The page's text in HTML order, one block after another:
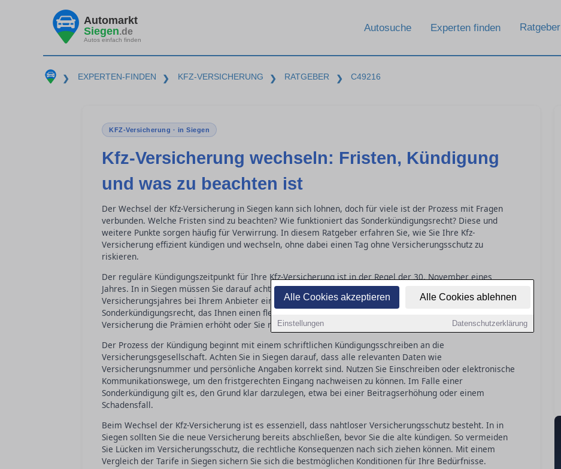
Alle Cookies akzeptieren Alle Cookies ablehnen
Einstellungen Datenschutzerklärung
Automarkt
Siegen.de
Autos einfach finden
Autosuche Experten finden Ratgeber
❯ EXPERTEN-FINDEN ❯ KFZ-VERSICHERUNG ❯ RATGEBER ❯ C49216
KFZ-Versicherung · in Siegen
Kfz-Versicherung wechseln: Fristen, Kündigung
und was zu beachten ist
Der Wechsel der Kfz-Versicherung in Siegen kann sich lohnen, doch für viele ist der Prozess mit Fragen
verbunden. Welche Fristen sind zu beachten? Wie funktioniert das Sonderkündigungsrecht? Diese und
weitere Punkte sorgen häufig für Verwirrung. In diesem Ratgeber erfahren Sie, wie Sie Ihre Kfz-
Versicherung effizient kündigen und wechseln, ohne dabei einen Tag ohne Versicherungsschutz zu
riskieren.
Der reguläre Kündigungszeitpunkt für Ihre Kfz-Versicherung ist in der Regel der 30. November eines
Jahres. In in Siegen müssen Sie darauf achten, dass Ihre Kündigung spätestens einen Monat vor Ablauf des
Versicherungsjahres bei Ihrem Anbieter eingeht. Neben der ordentlichen Kündigung gibt es das
Sonderkündigungsrecht, das Ihnen einen flexibleren Wechsel ermöglicht. Dieses Recht greift, wenn Ihre
Versicherung die Prämien erhöht oder Sie nach einem Schadensfall unzufrieden sind.
Der Prozess der Kündigung beginnt mit einem schriftlichen Kündigungsschreiben an die
Versicherungsgesellschaft. Achten Sie in Siegen darauf, dass alle relevanten Daten wie
Versicherungsnummer und persönliche Angaben korrekt sind. Nutzen Sie Einschreiben oder elektronische
Kommunikationswege, um den fristgerechten Eingang nachweisen zu können. Im Falle einer
Sonderkündigung gilt es, den Grund klar darzulegen, etwa bei einer Beitragserhöhung oder einem
Schadensfall.
Beim Wechsel der Kfz-Versicherung ist es essenziell, dass nahtloser Versicherungsschutz besteht. In in
Siegen sollten Sie die neue Versicherung bereits abschließen, bevor Sie die alte kündigen. So vermeiden
Sie Lücken im Versicherungsschutz, die rechtliche Konsequenzen nach sich ziehen können. Mit einem
Vergleich der Tarife in Siegen sichern Sie sich die bestmöglichen Konditionen für Ihre Bedürfnisse.